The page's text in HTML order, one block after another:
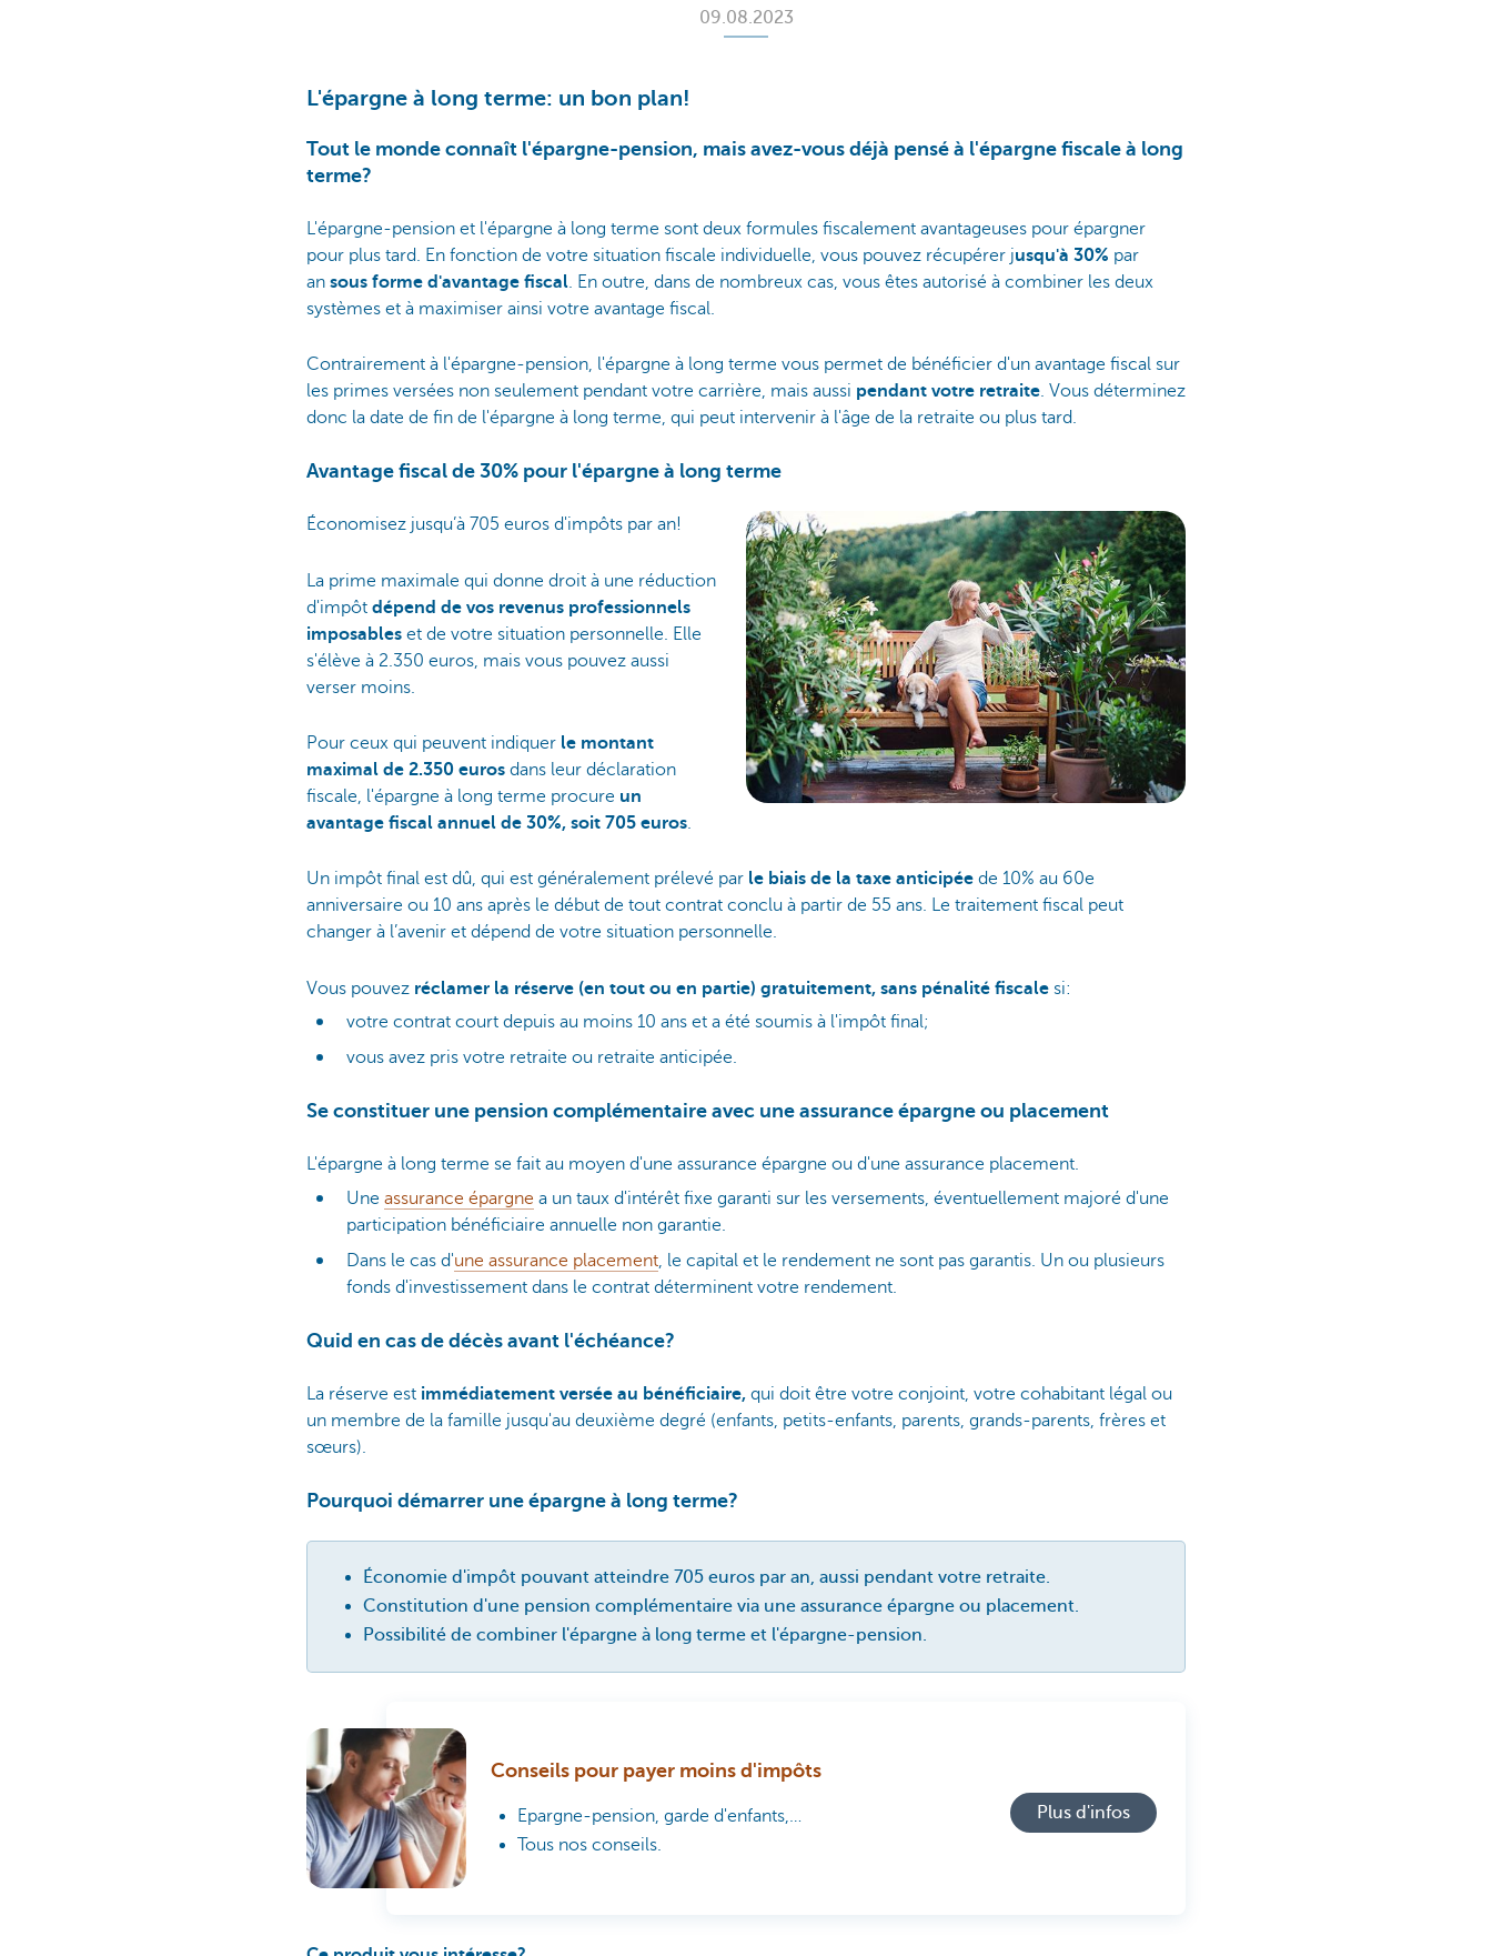
09.08.2023
L'épargne à long terme: un bon plan!
Tout le monde connaît l'épargne-pension, mais avez-vous déjà pensé à l'épargne fiscale à long
terme?
L'épargne-pension et l'épargne à long terme sont deux formules fiscalement avantageuses pour épargner
pour plus tard. En fonction de votre situation fiscale individuelle, vous pouvez récupérer jusqu'à 30% par
an sous forme d'avantage fiscal. En outre, dans de nombreux cas, vous êtes autorisé à combiner les deux
systèmes et à maximiser ainsi votre avantage fiscal.
Contrairement à l'épargne-pension, l'épargne à long terme vous permet de bénéficier d'un avantage fiscal sur
les primes versées non seulement pendant votre carrière, mais aussi pendant votre retraite. Vous déterminez
donc la date de fin de l'épargne à long terme, qui peut intervenir à l'âge de la retraite ou plus tard.
Avantage fiscal de 30% pour l'épargne à long terme
Économisez jusqu’à 705 euros d'impôts par an!
La prime maximale qui donne droit à une réduction
d'impôt dépend de vos revenus professionnels
imposables et de votre situation personnelle. Elle
s'élève à 2.350 euros, mais vous pouvez aussi
verser moins.
Pour ceux qui peuvent indiquer le montant
maximal de 2.350 euros dans leur déclaration
fiscale, l'épargne à long terme procure un
avantage fiscal annuel de 30%, soit 705 euros.
Un impôt final est dû, qui est généralement prélevé par le biais de la taxe anticipée de 10% au 60e
anniversaire ou 10 ans après le début de tout contrat conclu à partir de 55 ans. Le traitement fiscal peut
changer à l’avenir et dépend de votre situation personnelle.
Vous pouvez réclamer la réserve (en tout ou en partie) gratuitement, sans pénalité fiscale si:
votre contrat court depuis au moins 10 ans et a été soumis à l'impôt final;
vous avez pris votre retraite ou retraite anticipée.
Se constituer une pension complémentaire avec une assurance épargne ou placement
L'épargne à long terme se fait au moyen d'une assurance épargne ou d'une assurance placement.
Une assurance épargne a un taux d'intérêt fixe garanti sur les versements, éventuellement majoré d'une
participation bénéficiaire annuelle non garantie.
Dans le cas d'une assurance placement , le capital et le rendement ne sont pas garantis. Un ou plusieurs
fonds d'investissement dans le contrat déterminent votre rendement.
Quid en cas de décès avant l'échéance?
La réserve est immédiatement versée au bénéficiaire, qui doit être votre conjoint, votre cohabitant légal ou
un membre de la famille jusqu'au deuxième degré (enfants, petits-enfants, parents, grands-parents, frères et
sœurs).
Pourquoi démarrer une épargne à long terme?
Économie d'impôt pouvant atteindre 705 euros par an, aussi pendant votre retraite.
Constitution d'une pension complémentaire via une assurance épargne ou placement.
Possibilité de combiner l'épargne à long terme et l'épargne-pension.
Conseils pour payer moins d'impôts
Epargne-pension, garde d'enfants,…
Tous nos conseils.
Plus d'infos